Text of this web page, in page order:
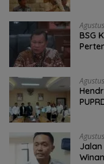
BSG
Jalan